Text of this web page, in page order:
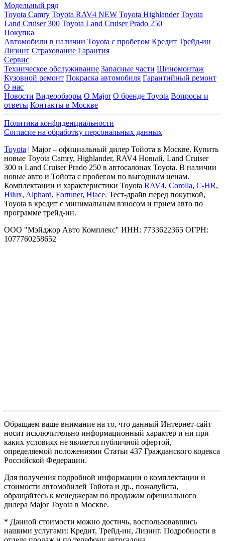
Модельный ряд
Toyota Camry Toyota RAV4 NEW Toyota Highlander Toyota
Land Cruiser 300 Toyota Land Cruiser Prado 250
Покупка
Автомобили в наличии Toyota с пробегом Кредит Трейд-ин
Лизинг Страхование Гарантия
Сервис
Техническое обслуживание Запасные части Шиномонтаж
Кузовной ремонт Покраска автомобиля Гарантийный ремонт
О нас
Новости Видеообзоры О Major О бренде Toyota Вопросы и
ответы Контакты в Москве
Политика конфиденциальности
Согласие на обработку персональных данных
Toyota | Major – официальный дилер Тойота в Москве. Купить
новые Toyota Camry, Highlander, RAV4 Новый, Land Cruiser
300 и Land Cruiser Prado 250 в автосалонах Toyota. В наличии
новые авто и Тойота с пробегом по выгодным ценам.
Комплектации и характеристики Toyota RAV4, Corolla, C-HR,
Hilux, Alphard, Fortuner, Hiace. Тест-драйв перед покупкой,
Toyota в кредит с минимальным взносом и прием авто по
программе трейд-ин.
ООО "Мэйджор Авто Комплекс" ИНН: 7733622365 ОГРН:
1077760258652
Обращаем ваше внимание на то, что данный Интернет-сайт
носит исключительно информационный характер и ни при
каких условиях не является публичной офертой,
определяемой положениями Статьи 437 Гражданского кодекса
Российской Федерации.
Для получения подробной информации о комплектации и
стоимости автомобилей Тойота и др., пожалуйста,
обращайтесь к менеджерам по продажам официального
дилера Major Toyota в Москве.
* Данной стоимости можно достичь, воспользовавшись
нашими услугами: Кредит, Трейд-ин, Лизинг. Подробности в